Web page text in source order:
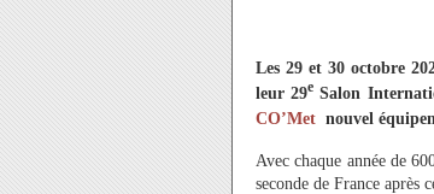
Les 29 et 30 octobre
leur 29e Salon
CO’Met nouvel
Avec chaque année de
seconde de France